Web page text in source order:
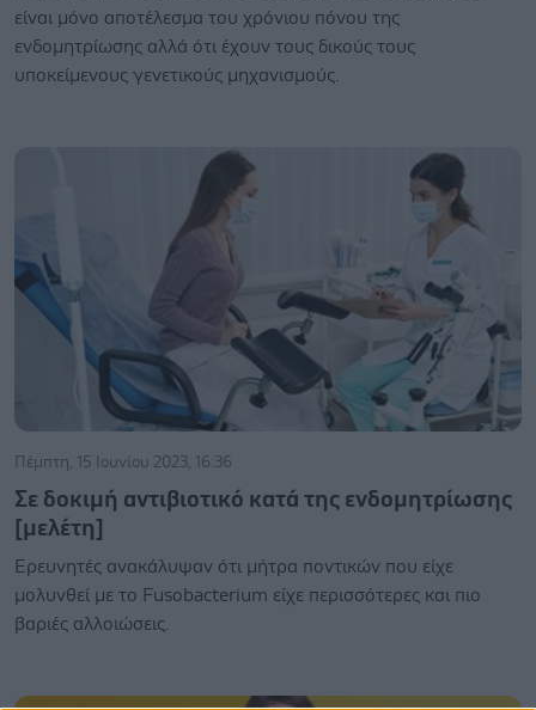
είναι μόνο αποτέλεσμα του χρόνιου πόνου της
ενδομητρίωσης αλλά ότι έχουν τους δικούς τους
υποκείμενους γενετικούς μηχανισμούς.
Πέμπτη, 15 Ιουνίου 2023, 16:36
Σε δοκιμή αντιβιοτικό κατά της ενδομητρίωσης
[μελέτη]
Ερευνητές ανακάλυψαν ότι μήτρα ποντικών που είχε
μολυνθεί με το Fusobacterium είχε περισσότερες και πιο
βαριές αλλοιώσεις.